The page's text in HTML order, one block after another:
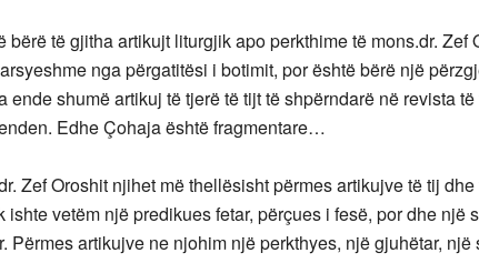
bërë të gjitha artikujt liturgjik apo perkthime të mons.dr. Zef
nga përgatitësi i botimit, por është bërë një
ende shumë artikuj të tjerë të tijt të shpërndarë në revista
Edhe Çohaja është fragmentare…
Zef Oroshit njihet më thellësisht përmes artikujve të tij
ishte vetëm një predikues fetar, përçues i fesë, por dhe një
Përmes artikujve ne njohim një perkthyes, një gjuhëtar, një